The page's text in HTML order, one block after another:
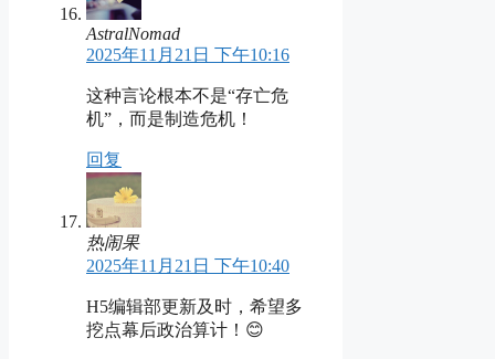
AstralNomad
2025年11月21日 下午10:16
这种言论根本不是“存亡危
机”，而是制造危机！
回复
热闹果
2025年11月21日 下午10:40
H5编辑部更新及时，希望多
挖点幕后政治算计！😊